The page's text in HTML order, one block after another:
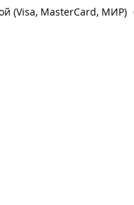
(Visa, MasterCard, МИР)